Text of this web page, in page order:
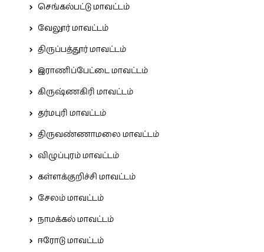
செங்கல்பட்டு மாவட்டம்
வேலூர் மாவட்டம்
திருப்பத்தூர் மாவட்டம்
இராணிப்பேட்டை மாவட்டம்
கிருஷ்ணகிரி மாவட்டம்
தர்மபுரி மாவட்டம்
திருவண்ணாமலை மாவட்டம்
விழுப்புரம் மாவட்டம்
கள்ளக்குறிச்சி மாவட்டம்
சேலம் மாவட்டம்
நாமக்கல் மாவட்டம்
ஈரோடு மாவட்டம்